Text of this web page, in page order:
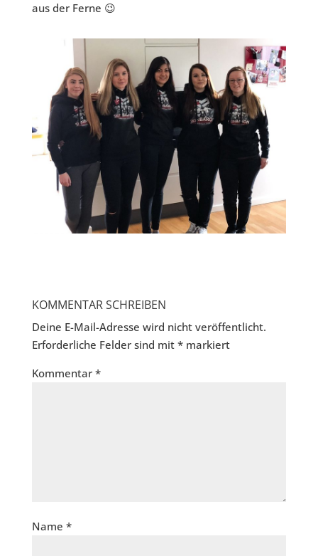
aus der Ferne 😉
KOMMENTAR SCHREIBEN
Deine E-Mail-Adresse wird nicht veröffentlicht.
Erforderliche Felder sind mit *markiert
Kommentar *
Name *